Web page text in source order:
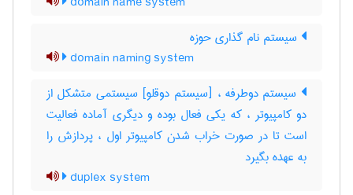
سیستم نام گذاری حوزه
domain naming system
سیستم دوطرفه ، [سیستم دوقلو] سیستمی متشکل از
دو کامپیوتر ، که یکی فعال بوده و دیگری آماده فعالیت
است تا در صورت خراب شدن کامپیوتر اول ، پردازش را
به عهده بگیرد
duplex system